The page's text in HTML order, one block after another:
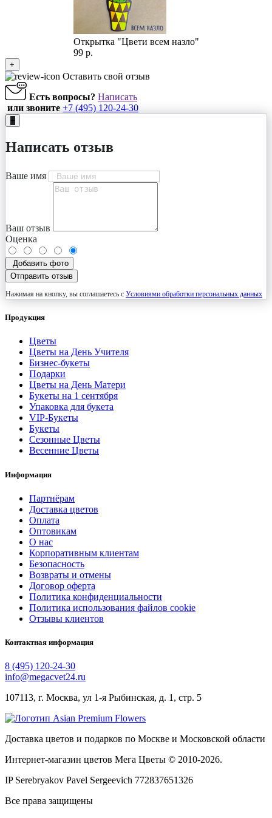
Открытка "Цвети всем назло"
99 р.
+
Оставить свой отзыв
Есть вопросы? Написать
или звоните +7 (495) 120-24-30
+
Написать отзыв
Ваше имя
Ваш отзыв
Оценка
Добавить фото
Отправить отзыв
Нажимая на кнопку, вы соглашаетесь с Условиями обработки персональных данных
Продукция
Цветы
Цветы на День Учителя
Бизнес-букеты
Подарки
Цветы на День Матери
Букеты на 1 сентября
Упаковка для букета
VIP-Букеты
Букеты
Сезонные Цветы
Весенние Цветы
Информация
Партнёрам
Доставка цветов
Оплата
Оптовикам
О нас
Корпоративным клиентам
Безопасность
Возвраты и отмены
Договор оферта
Политика конфиденциальности
Политика использования файлов cookie
Отзывы клиентов
Контактная информация
8 (495) 120-24-30
info@megacvet24.ru
107113, г. Москва, ул 1-я Рыбинская, д. 1, стр. 5
Доставка цветов и подарков по Москве и Московской области
Интернет-магазин цветов Мега Цветы © 2010-2026.
IP Serebryakov Pavel Sergeevich 772837651326
Все права защищены